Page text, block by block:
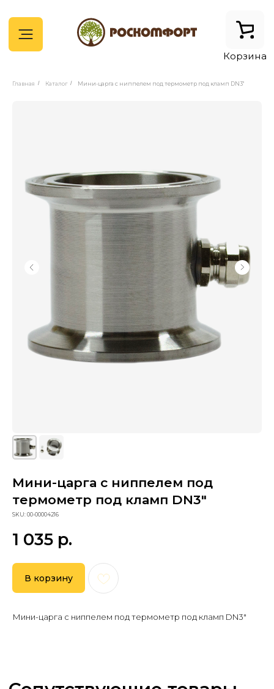
Корзина
Главная / Каталог / Мини-царга с ниппелем под термометр под кламп DN3"
Мини-царга с ниппелем под
термометр под кламп DN3"
SKU:00-00004216
1 035 р.
В корзину
Мини-царга с ниппелем под термометр под кламп DN3"
Сопутствующие товары